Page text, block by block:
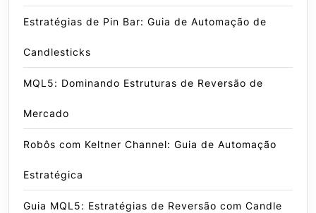
Estratégias de Pin Bar: Guia de Automação de
Candlesticks
MQL5: Dominando Estruturas de Reversão de
Mercado
Robôs com Keltner Channel: Guia de Automação
Estratégica
Guia MQL5: Estratégias de Reversão com Candle